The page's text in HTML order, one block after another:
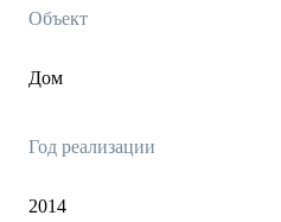
Объект
Дом
Год реализации
2014